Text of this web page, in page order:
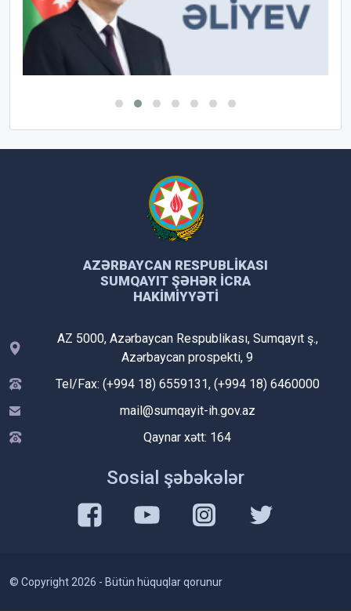
AZƏRBAYCAN RESPUBLIKASI
SUMQAYIT ŞƏHƏR İCRA
HAKIMIYYƏTI
AZ 5000, Azərbaycan Respublikası, Sumqayıt ş.,
Azərbaycan prospekti, 9
Tel/Fax: (+994 18) 6559131, (+994 18) 6460000
mail@sumqayit-ih.gov.az
Qaynar xətt: 164
Sosial şəbəkələr
© Copyright 2026 - Bütün hüquqlar qorunur